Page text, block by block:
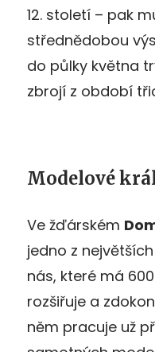
12. století – pak
střednědobou
do půlky května
zbrojí z období
Modelové
Ve žďárském
jedno z
nás, které má
rozšiřuje a
něm pracuje už